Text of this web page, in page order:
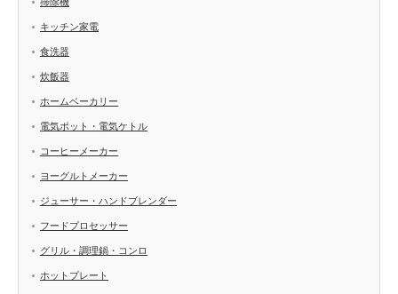
キッチン家電
食洗器
炊飯器
ホームベーカリー
電気ポット・電気ケトル
コーヒーメーカー
ヨーグルトメーカー
ジューサー・ハンドブレンダー
フードプロセッサー
グリル・調理鍋・コンロ
ホットプレート